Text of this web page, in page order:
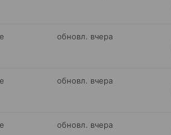
обновл. вчера
обновл. вчера
обновл. вчера